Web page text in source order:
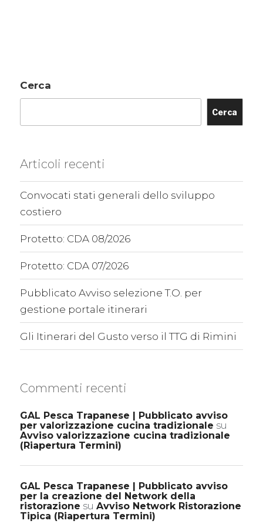
Cerca
Cerca
Articoli recenti
Convocati stati generali dello sviluppo
costiero
Protetto: CDA 08/2026
Protetto: CDA 07/2026
Pubblicato Avviso selezione T.O. per
gestione portale itinerari
Gli Itinerari del Gusto verso il TTG di Rimini
Commenti recenti
GAL Pesca Trapanese | Pubblicato avviso
per valorizzazione cucina tradizionale su
Avviso valorizzazione cucina tradizionale
(Riapertura Termini)
GAL Pesca Trapanese | Pubblicato avviso
per la creazione del Network della
ristorazione su Avviso Network Ristorazione
Tipica (Riapertura Termini)